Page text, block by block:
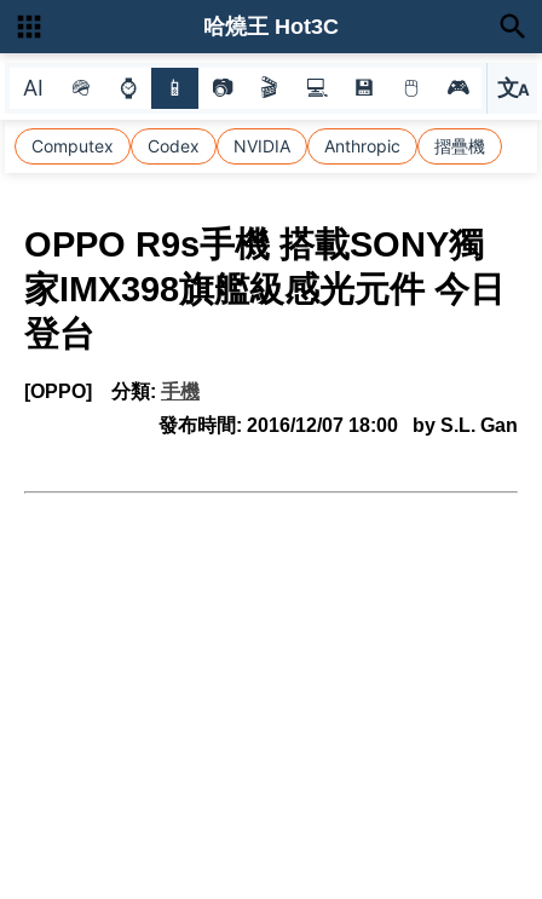
AI 🪖 ⌚ 📱 📷 🎬 💻 💾 🖱 🎮 文A
選
Computex Codex NVIDIA Anthropic 摺疊機
哈燒王 Hot3C
OPPO R9s手機 搭載SONY獨
家IMX398旗艦級感光元件 今日
登台
[OPPO] 分類: 手機
發布時間: 2016/12/07 18:00 by S.L. Gan